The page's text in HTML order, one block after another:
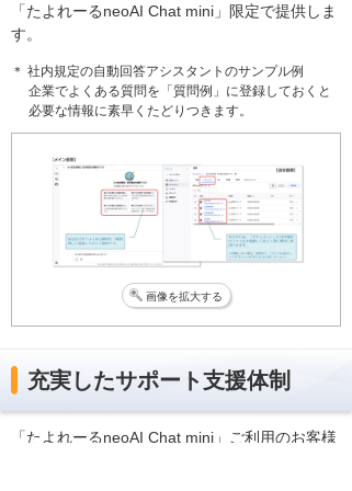
「たよれーるneoAI Chat mini」限定で提供しま
す。
＊ 社内規定の自動回答アシスタントのサンプル例
企業でよくある質問を「質問例」に登録しておくと
必要な情報に素早くたどりつきます。
画像を拡大する
充実したサポート支援体制
「たよれーるneoAI Chat mini」ご利用のお客様